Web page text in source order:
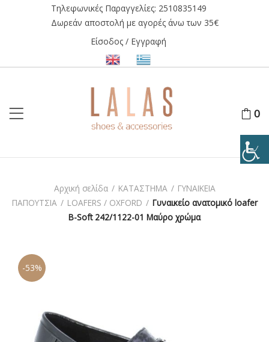
Τηλεφωνικές Παραγγελίες: 2510835149
Δωρεάν αποστολή με αγορές άνω των 35€
Είσοδος / Εγγραφή
0
Αρχική σελίδα / ΚΑΤΑΣΤΗΜΑ / ΓΥΝΑΙΚΕΙΑ
ΠΑΠΟΥΤΣΙΑ / LOAFERS / OXFORD / Γυναικείο ανατομικό loafer
B-Soft 242/1122-01 Μαύρο χρώμα
-53%